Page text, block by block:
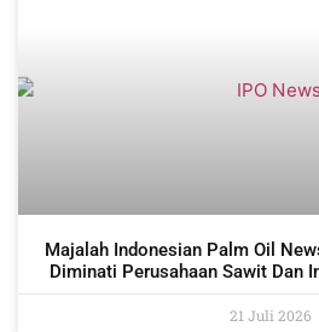
Majalah Indonesian Palm Oil
Diminati Perusahaan Sawit Dan
21 Juli 2026